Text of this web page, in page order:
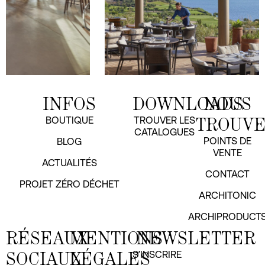
INFOS
BOUTIQUE
BLOG
ACTUALITÉS
PROJET ZÉRO DÉCHET
DOWNLOADS
TROUVER LES
CATALOGUES
NOUS
POINTS DE
VENTE
CONTACT
ARCHITONIC
NEWSLETTER
S’INSCRIRE
MENTIONS
LÉGALES
RÉSEAUX
SOCIAUX